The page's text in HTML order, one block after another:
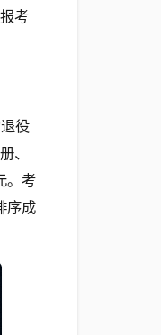
考
役
、
。考
序成